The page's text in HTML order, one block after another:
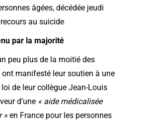
âgées, décédée jeudi
au suicide
par la majorité
peu plus de la moitié des
ont manifesté leur soutien à une
de leur collègue Jean-Louis
d’une « aide médicalisée
» en France pour les personnes